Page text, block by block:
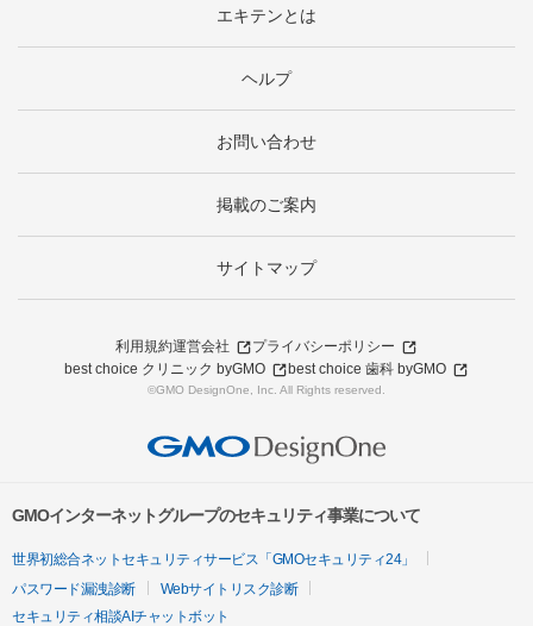
エキテンとは
ヘルプ
お問い合わせ
掲載のご案内
サイトマップ
利用規約運営会社
プライバシーポリシー
best choice クリニック byGMO
best choice 歯科 byGMO
©GMO DesignOne, Inc. All Rights reserved.
GMOインターネットグループのセキュリティ事業について
世界初総合ネットセキュリティサービス「GMOセキュリティ24」
パスワード漏洩診断
Webサイトリスク診断
セキュリティ相談AIチャットボット